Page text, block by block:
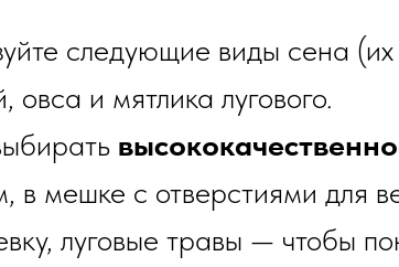
следующие виды сена
овса и мятлика лугового.
в мешке с отверстиями для
луговые травы — чтобы